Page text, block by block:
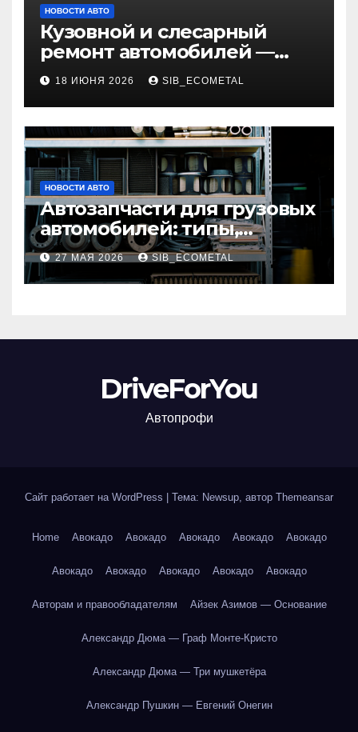
НОВОСТИ АВТО
Кузовной и слесарный
ремонт автомобилей —
наличие оригинальных
запчастей и типичные
сроки выполнения работ
18 ИЮНЯ 2026 SIB_ECOMETAL
НОВОСТИ АВТО
Автозапчасти для грузовых
автомобилей: типы,
совместимость и критерии
подбора
27 МАЯ 2026 SIB_ECOMETAL
DriveForYou
Автопрофи
Сайт работает на WordPress Тема: Newsup, автор Themeansar
Home Авокадо Авокадо Авокадо Авокадо Авокадо
Авокадо Авокадо Авокадо Авокадо Авокадо
Авторам и правообладателям Айзек Азимов — Основание
Александр Дюма — Граф Монте-Кристо
Александр Дюма — Три мушкетёра
Александр Пушкин — Евгений Онегин